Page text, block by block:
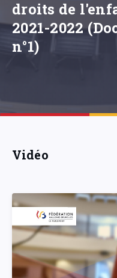
droits de
2021-2022
n°1)
Vidéo